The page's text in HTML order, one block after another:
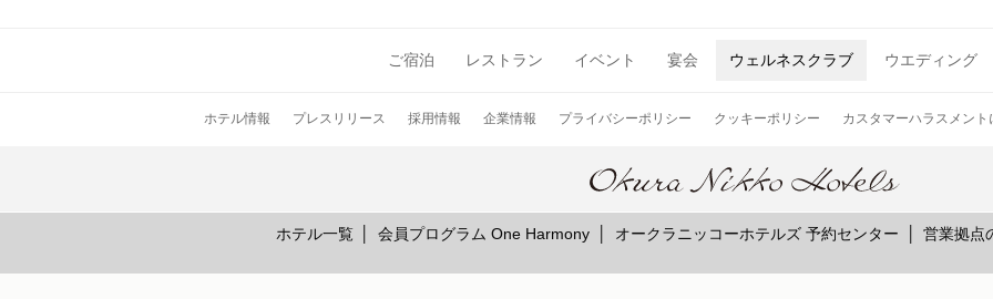
ご宿泊 レストラン イベント 宴会 ウェルネスクラブ ウエディング
ホテル情報 プレスリリース 採用情報 企業情報 プライバシーポリシー クッキーポリシー カスタマーハラスメン
ホテル一覧 会員プログラム One Harmony オークラニッコーホテルズ 予約センター 営業拠点